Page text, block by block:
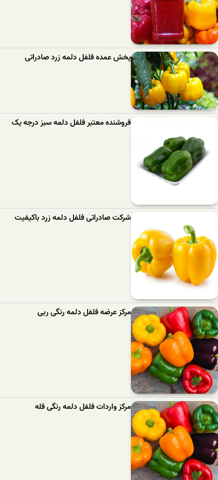
پخش عمده فلفل دلمه زرد صادراتی
فروشنده معتبر فلفل دلمه سبز درجه یک
شرکت صادراتی فلفل دلمه زرد باکیفیت
مرکز عرضه فلفل دلمه رنگی ربی
مرکز واردات فلفل دلمه رنگی فله